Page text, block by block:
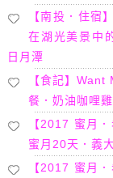
【南投．住宿
在湖光美景中
日月潭
【食記】
餐．奶油咖哩
【2017 蜜月
蜜月20天．義
【2017 蜜月